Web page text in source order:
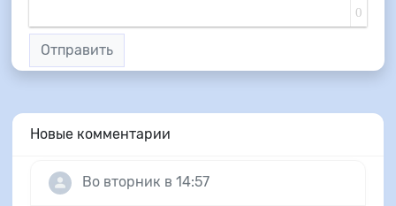
0
Отправить
Новые комментарии
Во вторник в 14:57